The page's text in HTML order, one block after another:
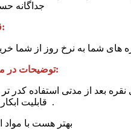
قابلیت فروش:
توضیحات در مورد رنگ النگو:
بعد از مدتی استفاده کدر
قابلیت ابکاری مجدد دارند .